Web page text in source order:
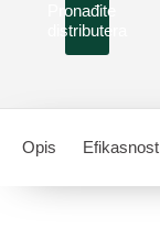
Pronađite
distributera
Opis Efikasnost